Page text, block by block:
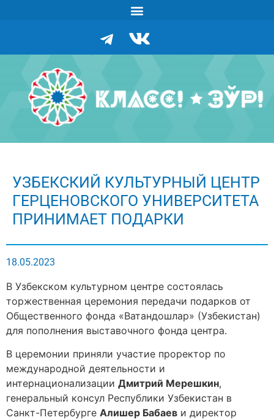
УЗБЕКСКИЙ КУЛЬТУРНЫЙ ЦЕНТР
ГЕРЦЕНОВСКОГО УНИВЕРСИТЕТА
ПРИНИМАЕТ ПОДАРКИ
18.05.2023
В Узбекском культурном центре состоялась
торжественная церемония передачи подарков от
Общественного фонда «Ватандошлар» (Узбекистан)
для пополнения выставочного фонда центра.
В церемонии приняли участие проректор по
международной деятельности и
интернационализации Дмитрий Мерешкин,
генеральный консул Республики Узбекистан в
Санкт-Петербурге Алишер Бабаев и директор